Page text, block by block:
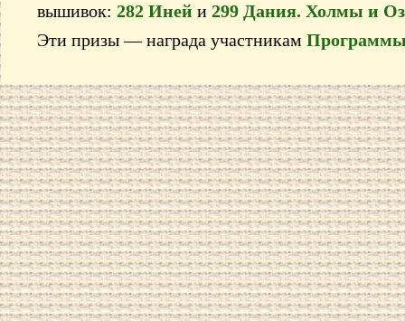
вышивок: 282 Иней и 299 Дания. Холмы и
Эти призы — награда участникам